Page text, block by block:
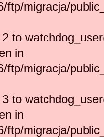
ftp/migracja/
to
in
ftp/migracja/
to
in
ftp/migracja/